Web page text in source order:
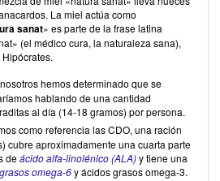
La miel actúa como
sanat» es parte de la frase latina
(el médico cura, la naturaleza sana),
nosotros hemos determinado que se
hablando de una cantidad
al día (14-18 gramos) por persona.
como referencia las CDO, una ración
cubre aproximadamente una cuarta parte
deácido alfa-linolénico (ALA)y tiene una
omega-6y ácidos grasos omega-3.